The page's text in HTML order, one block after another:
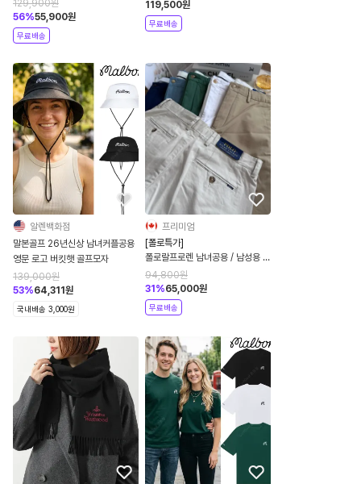
129,900원
56%55,900원
무료배송
119,500원
무료배송
알렌백화점
말본골프 26년신상 남녀커플공용
영문 로고 버킷햇 골프모자
139,000원
53%64,311원
국내배송 3,000원
프리미엄
[폴로특가]
폴로랄프로렌 남녀공용 / 남성용 카
고 9인치 스트레치 반바지
94,800원
31%65,000원
무료배송